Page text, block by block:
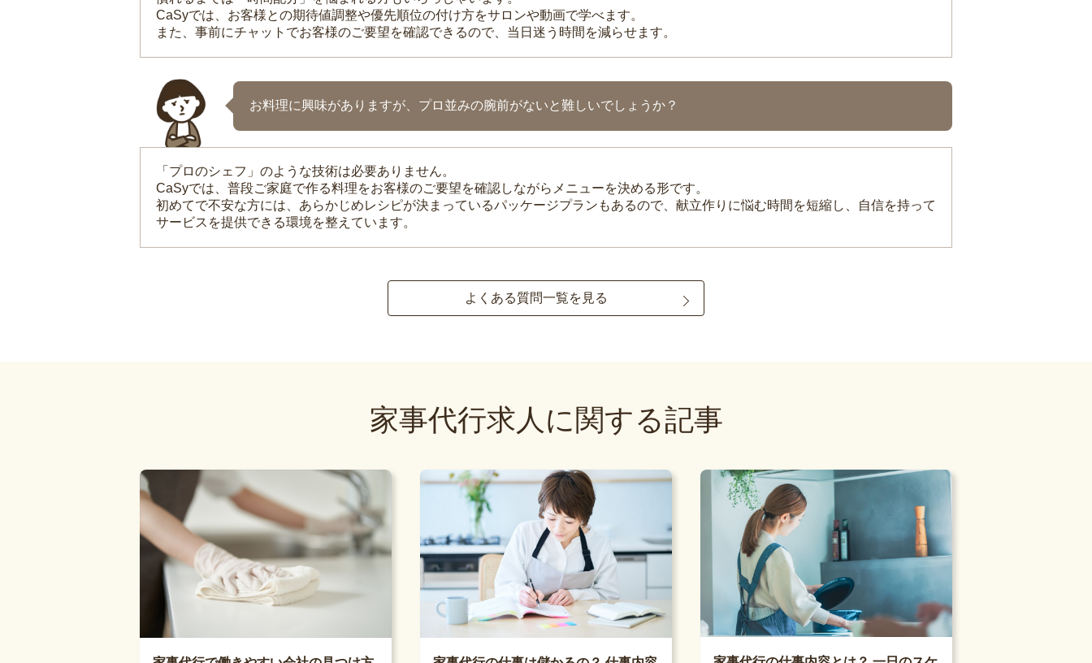
CaSyでは、お客様との期待値調整や優先順位の付け方をサロンや動画で学べます。
また、事前にチャットでお客様のご要望を確認できるので、当日迷う時間を減らせます。
お料理に興味がありますが、プロ並みの腕前がないと難しいでしょうか？
「プロのシェフ」のような技術は必要ありません。
CaSyでは、普段ご家庭で作る料理をお客様のご要望を確認しながらメニューを決める形です。
初めてで不安な方には、あらかじめレシピが決まっているパッケージプランもあるので、献立作りに悩む時間を短縮し、自信を持って
サービスを提供できる環境を整えています。
よくある質問一覧を見る
家事代行求人に関する記事